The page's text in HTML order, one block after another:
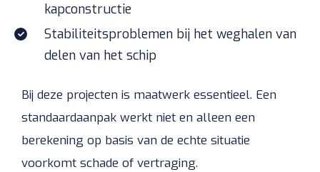
kapconstructie
Stabiliteitsproblemen bij het weghalen van
delen van het schip
Bij deze projecten is maatwerk essentieel. Een
standaardaanpak werkt niet en alleen een
berekening op basis van de echte situatie
voorkomt schade of vertraging.